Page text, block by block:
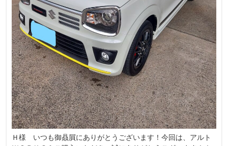
Ｈ様 いつも御贔屓にありがとうございます！今回は、アルト